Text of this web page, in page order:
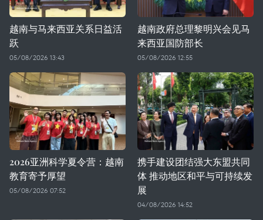
越南与马来西亚关系日益活
跃
05/08/2026 13:43
越南政府总理黎明兴会见马
来西亚国防部长
05/08/2026 12:55
2026亚洲科学夏令营：越南
教育寄予厚望
05/08/2026 07:52
携手建设团结强大东盟共同
体 推动地区和平与可持续发
展
04/08/2026 14:52